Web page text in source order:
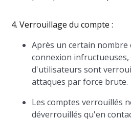
4. Verrouillage du compte :
Après un certain nombre
connexion infructueuses,
d'utilisateurs sont
attaques par force brute.
Les comptes verrouillés
déverrouillés qu'en